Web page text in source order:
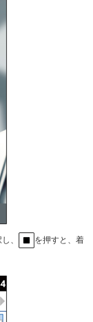
、
を押すと、着